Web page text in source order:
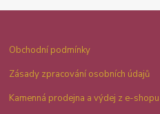
Obchodní podmínky
Zásady zpracování osobních údajů
Kamenná prodejna a výdej z e-